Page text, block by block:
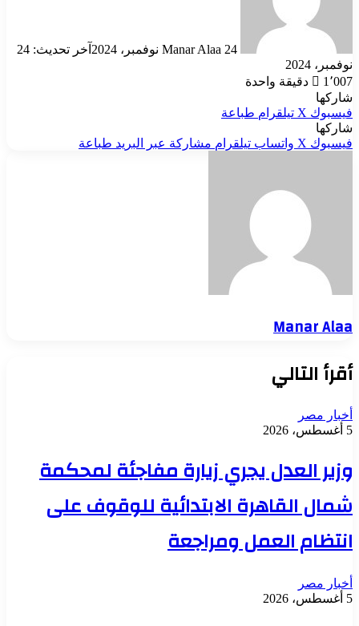
Manar Alaa 24 نوفمبر، 2024
آخر تحديث: 24
نوفمبر، 2024
1٬007
دقيقة واحدة
شاركها
فيسبوك ‫X تيلقرام طباعة
شاركها
فيسبوك ‫X واتساب تيلقرام مشاركة عبر البريد طباعة
Manar Alaa
أقرأ التالي
أخبار مصر
5 أغسطس، 2026
وزير العدل يجري زيارة مفاجئة لمحكمة
شمال القاهرة الابتدائية للوقوف على
انتظام العمل ومراجعة
أخبار مصر
5 أغسطس، 2026